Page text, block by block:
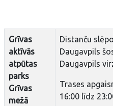
Grīvas
aktīvās
atpūtas
parks
Grīvas
mežā
Distanču
Daugavpils
Daugavpils
Trases
16:00 līdz